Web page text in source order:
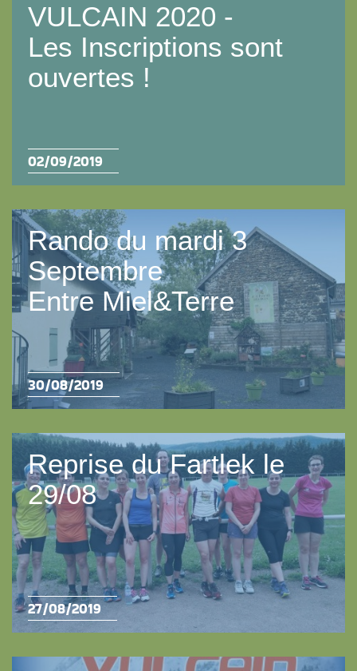
VULCAIN 2020 -
Les Inscriptions sont
ouvertes !
02/09/2019
Rando du mardi 3
Septembre
Entre Miel&Terre
30/08/2019
Reprise du Fartlek le
29/08
27/08/2019